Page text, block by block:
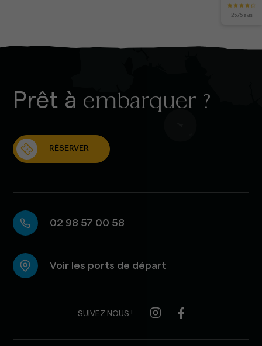
2575 avis
Prêt à embarquer ?
RÉSERVER
02 98 57 00 58
Voir les ports de départ
SUIVEZ NOUS !